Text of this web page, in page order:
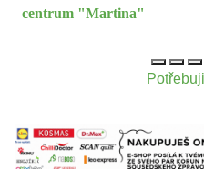
centrum "Martina"